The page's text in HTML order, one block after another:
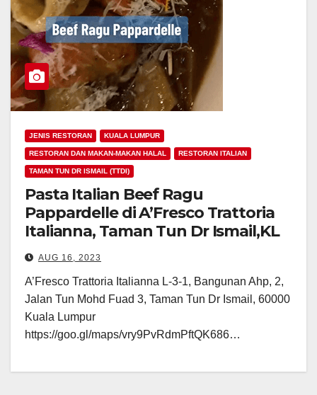
JENIS RESTORAN KUALA LUMPUR
RESTORAN DAN MAKAN-MAKAN HALAL RESTORAN ITALIAN
TAMAN TUN DR ISMAIL (TTDI)
Pasta Italian Beef Ragu
Pappardelle di A’Fresco Trattoria
Italianna, Taman Tun Dr Ismail,KL
AUG 16, 2023
A’Fresco Trattoria Italianna L-3-1, Bangunan Ahp, 2,
Jalan Tun Mohd Fuad 3, Taman Tun Dr Ismail, 60000
Kuala Lumpur
https://goo.gl/maps/vry9PvRdmPftQK686…